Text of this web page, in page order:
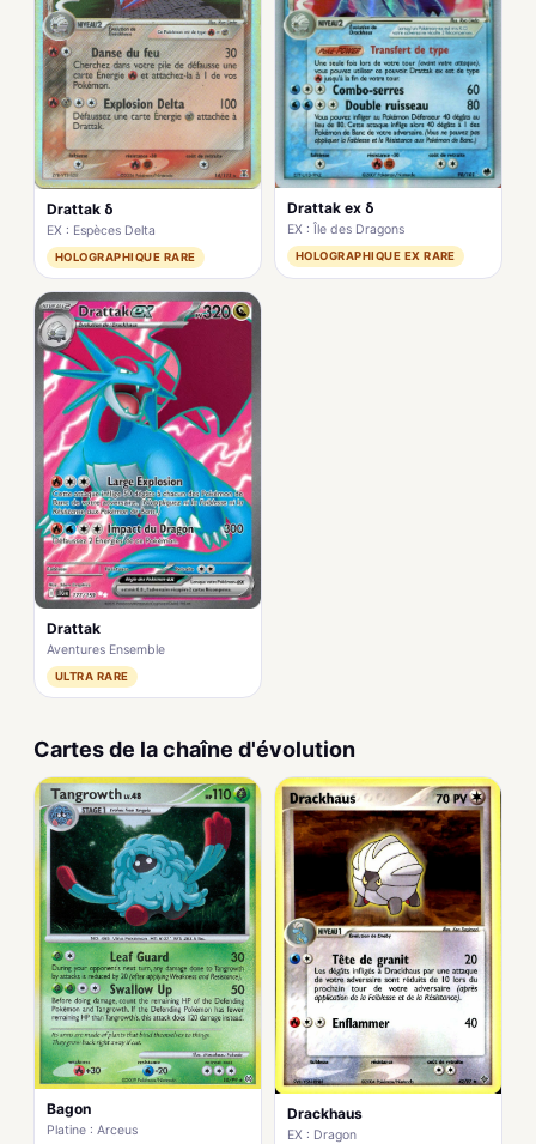
Drattak δ
EX : Espèces Delta
HOLOGRAPHIQUE RARE
Drattak ex δ
EX : Île des Dragons
HOLOGRAPHIQUE EX RARE
Drattak
Aventures Ensemble
ULTRA RARE
Cartes de la chaîne d'évolution
Bagon
Platine : Arceus
Drackhaus
EX : Dragon